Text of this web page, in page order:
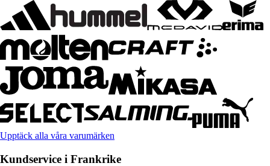
Upptäck alla våra varumärken
Kundservice i Frankrike